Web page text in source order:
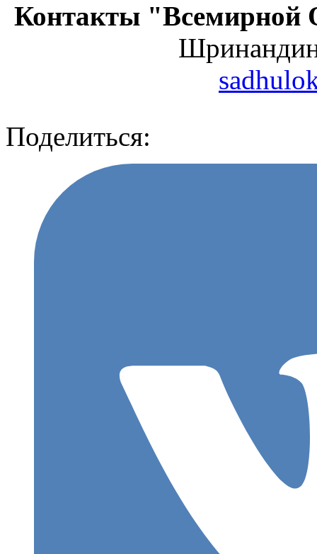
Контакты
Поделиться: